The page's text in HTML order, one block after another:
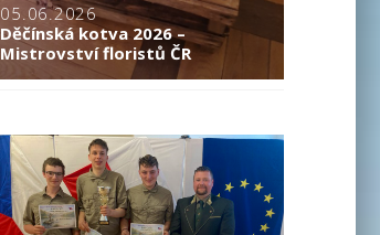
05.06.2026
Děčínská kotva 2026 –
Mistrovství floristů ČR